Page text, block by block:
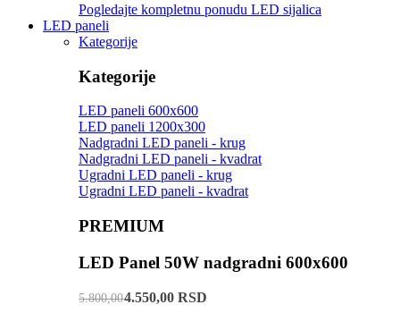
Pogledajte kompletnu ponudu LED sijalica
LED paneli
Kategorije
Kategorije
LED paneli 600x600
LED paneli 1200x300
Nadgradni LED paneli - krug
Nadgradni LED paneli - kvadrat
Ugradni LED paneli - krug
Ugradni LED paneli - kvadrat
PREMIUM
LED Panel 50W nadgradni 600x600
5.800,004.550,00 RSD